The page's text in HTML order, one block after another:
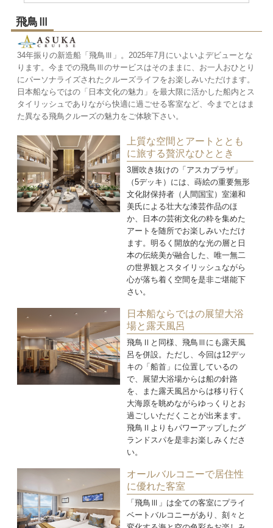
飛鳥Ⅲ
34年振りの新造船「飛鳥Ⅲ」。2025年7月にいよいよデビューとな
ります。今までの飛鳥Ⅲのサービスはそのままに、お一人おひとり
にパーソナライズされたクルーズライフをお楽しみいただけます。
日本船ならではの「日本文化の魅力」を最大限に活かした船内とス
タイリッシュでありながら快適に過ごせる客室など、今までとはま
た異なる飛鳥クルーズの魅力をご体験下さい。
上質な空間とアートととも
に旅する贅沢なひととき
3層吹き抜けの「アスカプラザ」
（5デッキ）には、蒔絵の重要無形
文化財保持者（人間国宝）室瀬和
美氏による壮大な漆芸作品のほ
か、日本の芸術文化の粋を集めた
アートを随所でお楽しみいただけ
ます。明るく開放的な光の層と日
本の伝統美が融合した、唯一無二
の世界観とスタイリッシュながら
心が落ち着く空間を是非ご堪能下
さい。
日本船ならではの展望大浴
場と露天風呂
飛鳥Ⅱと同様、飛鳥Ⅲにも露天風
呂を併設。ただし、今回は12デッ
キの「船首」に位置しているの
で、展望大浴場からは船の針路
を、また露天風呂からは移り行く
大海原を眺めながらゆっくりとお
過ごしいただくことが出来ます。
飛鳥Ⅱよりもパワーアップしたグ
ランドスパを是非お楽しみくださ
い。
オールバルコニーで居住性
に優れた客室
「飛鳥Ⅲ」は全ての客室にプライ
ベートバルコニーがあり、刻々と